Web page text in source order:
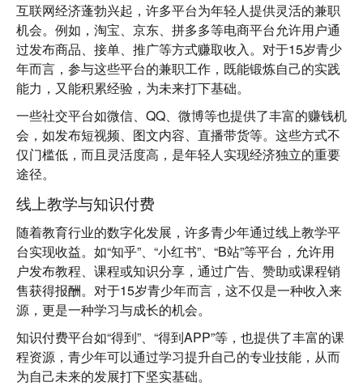
互联网经济蓬勃兴起，许多平台为年轻人提供灵活的兼职
机会。例如，淘宝、京东、拼多多等电商平台允许用户通
过发布商品、接单、推广等方式赚取收入。对于15岁青少
年而言，参与这些平台的兼职工作，既能锻炼自己的实践
能力，又能积累经验，为未来打下基础。
一些社交平台如微信、QQ、微博等也提供了丰富的赚钱机
会，如发布短视频、图文内容、直播带货等。这些方式不
仅门槛低，而且灵活度高，是年轻人实现经济独立的重要
途径。
线上教学与知识付费
随着教育行业的数字化发展，许多青少年通过线上教学平
台实现收益。如“知乎”、“小红书”、“B站”等平台，允许用
户发布教程、课程或知识分享，通过广告、赞助或课程销
售获得报酬。对于15岁青少年而言，这不仅是一种收入来
源，更是一种学习与成长的机会。
知识付费平台如“得到”、“得到APP”等，也提供了丰富的课
程资源，青少年可以通过学习提升自己的专业技能，从而
为自己未来的发展打下坚实基础。